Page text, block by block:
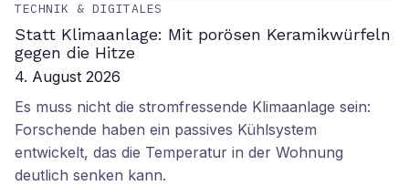
TECHNIK & DIGITALES
Statt Klimaanlage: Mit porösen Keramikwürfeln
gegen die Hitze
4. August 2026
Es muss nicht die stromfressende Klimaanlage sein:
Forschende haben ein passives Kühlsystem
entwickelt, das die Temperatur in der Wohnung
deutlich senken kann.